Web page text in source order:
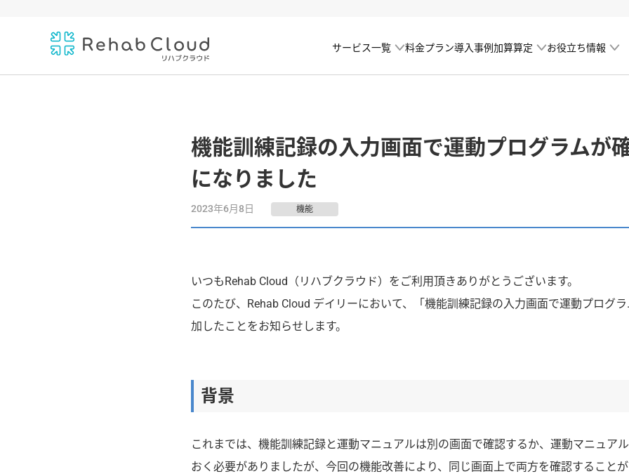
サービス一覧 料金プラン導入事例加算算定 お役立ち情報
機能訓練記録の入力画面で運動プログラムが
になりました
2023年6月8日 機能
いつもRehab Cloud（リハブクラウド）をご利用頂きありがとうございます。
このたび、Rehab Cloud デイリーにおいて、「機能訓練記録の入力画面で運動プログ
加したことをお知らせします。
背景
これまでは、機能訓練記録と運動マニュアルは別の画面で確認するか、運動マニュア
おく必要がありましたが、今回の機能改善により、同じ画面上で両方を確認すること